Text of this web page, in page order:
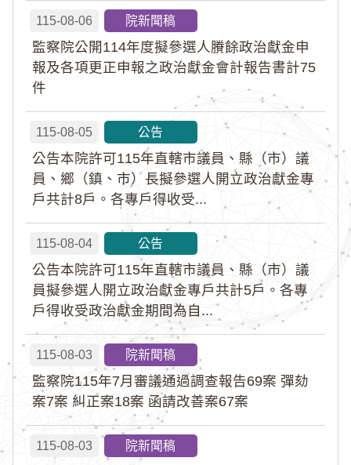
報告，就美洲地區環境災害、氣候緊急狀態與人
權風險等議題，與拉美地區監察機構、護民官署
及紅十字國際委員會、原住民社區支持組織...
115-08-06 院新聞稿
監察院公開114年度擬參選人賸餘政治獻金申
報及各項更正申報之政治獻金會計報告書計75
件
115-08-05 公告
公告本院許可115年直轄市議員、縣（市）議
員、鄉（鎮、市）長擬參選人開立政治獻金專
戶共計8戶。各專戶得收受...
115-08-04 公告
公告本院許可115年直轄市議員、縣（市）議
員擬參選人開立政治獻金專戶共計5戶。各專
戶得收受政治獻金期間為自...
115-08-03 院新聞稿
監察院115年7月審議通過調查報告69案 彈劾
案7案 糾正案18案 函請改善案67案
115-08-03 院新聞稿